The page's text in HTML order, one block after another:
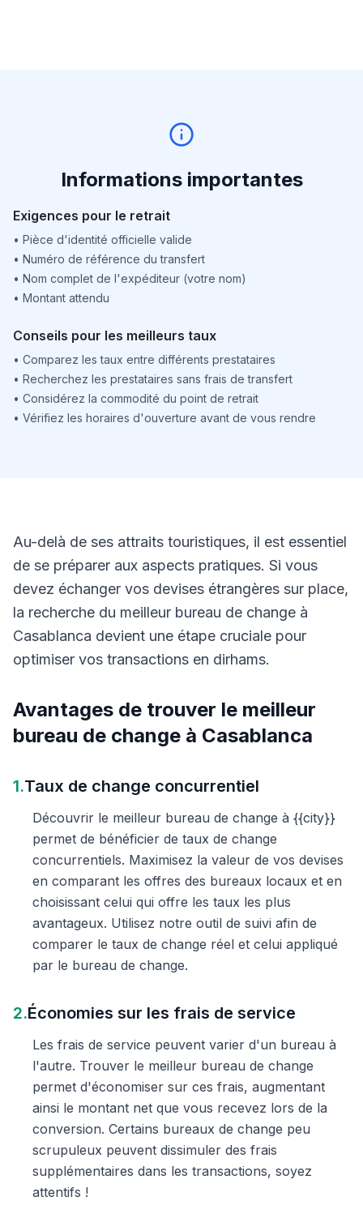
Informations importantes
Exigences pour le retrait
• Pièce d'identité officielle valide
• Numéro de référence du transfert
• Nom complet de l'expéditeur (votre nom)
• Montant attendu
Conseils pour les meilleurs taux
• Comparez les taux entre différents prestataires
• Recherchez les prestataires sans frais de transfert
• Considérez la commodité du point de retrait
• Vérifiez les horaires d'ouverture avant de vous rendre
Au-delà de ses attraits touristiques, il est essentiel
de se préparer aux aspects pratiques. Si vous
devez échanger vos devises étrangères sur place,
la recherche du meilleur bureau de change à
Casablanca devient une étape cruciale pour
optimiser vos transactions en dirhams.
Avantages de trouver le meilleur
bureau de change à Casablanca
1.Taux de change concurrentiel
Découvrir le meilleur bureau de change à {{city}}
permet de bénéficier de taux de change
concurrentiels. Maximisez la valeur de vos devises
en comparant les offres des bureaux locaux et en
choisissant celui qui offre les taux les plus
avantageux. Utilisez notre outil de suivi afin de
comparer le taux de change réel et celui appliqué
par le bureau de change.
2.Économies sur les frais de service
Les frais de service peuvent varier d'un bureau à
l'autre. Trouver le meilleur bureau de change
permet d'économiser sur ces frais, augmentant
ainsi le montant net que vous recevez lors de la
conversion. Certains bureaux de change peu
scrupuleux peuvent dissimuler des frais
supplémentaires dans les transactions, soyez
attentifs !